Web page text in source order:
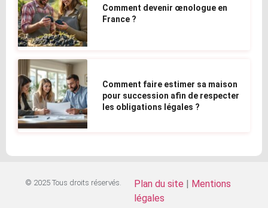
Comment devenir œnologue en
France ?
Comment faire estimer sa maison
pour succession afin de respecter
les obligations légales ?
© 2025 Tous droits réservés. Plan du site
Mentions
légales